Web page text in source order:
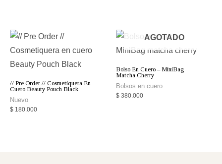
// Pre Order // Cosmetiquera En
Cuero Beauty Pouch Black
Nuevo
$ 180.000
AGOTADO
Bolso En Cuero – MiniBag
Matcha Cherry
Bolsos en cuero
$ 380.000